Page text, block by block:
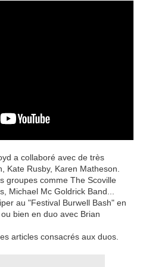
a collaboré avec de très
Kate Rusby, Karen Matheson.
groupes comme The Scoville
Michael Mc Goldrick Band...
au "Festival Burwell Bash" en
bien en duo avec Brian
articles consacrés aux duos.